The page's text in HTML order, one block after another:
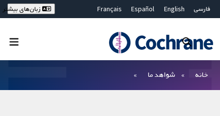
فارسی English
Español
Français
Bahasa Malaysia
ไทย
繁體中文
زبان‌های بیشتر
خانه شواهد ما